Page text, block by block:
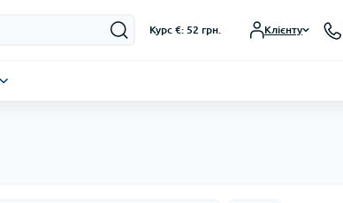
Курс €: 52 грн. Клієнту